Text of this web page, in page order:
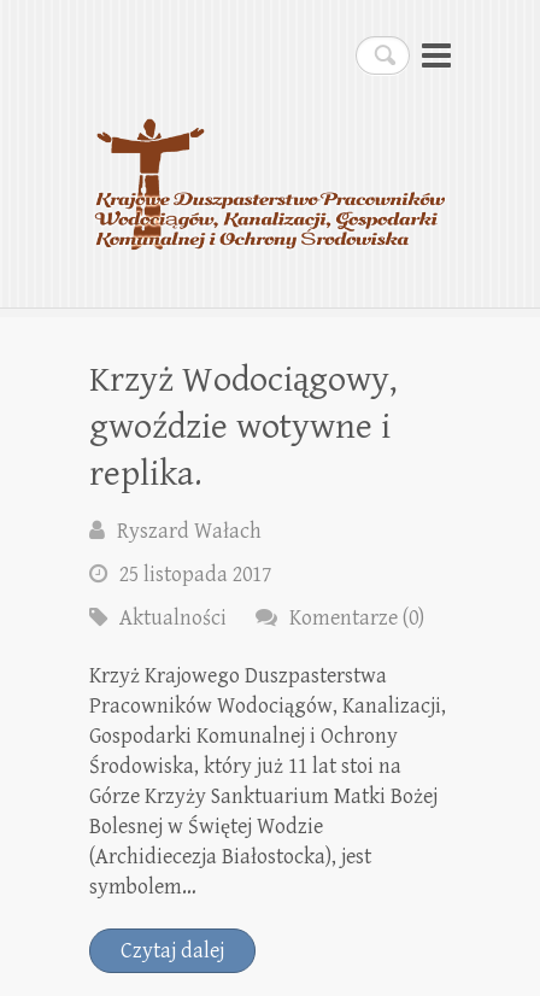
Szukaj
Krajowe Duszpasterstwo
Pracowników
Wodociągów, Kanalizacji,
Gospodarki Komunalnej i
Ochrony Środowiska
Krzyż Wodociągowy,
gwoździe wotywne i
replika.
Ryszard Wałach
25 listopada 2017
Aktualności
Komentarze (0)
Krzyż Krajowego Duszpasterstwa
Pracowników Wodociągów, Kanalizacji,
Gospodarki Komunalnej i Ochrony
Środowiska, który już 11 lat stoi na
Górze Krzyży Sanktuarium Matki Bożej
Bolesnej w Świętej Wodzie
(Archidiecezja Białostocka), jest
symbolem…
Czytaj dalej